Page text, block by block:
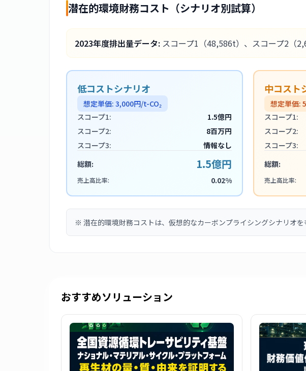
潜在的環境財務コスト（シナリオ別試算）
2023年度排出量データ: スコープ1 （48,586t） 、スコープ2 （
低コストシナリオ
想定単価: 3,000円/t-CO₂
スコープ1:
1.5億円
スコープ2:
8百万円
スコープ3:
情報なし
総額:
1.5億円
売上高比率: 0.02%
中コスト
想定単価:
スコープ1:
スコープ2:
スコープ3:
総額:
売上高比率:
※ 潜在的環境財務コストは、仮想的なカーボンプライシングシナリオを
おすすめソリューション